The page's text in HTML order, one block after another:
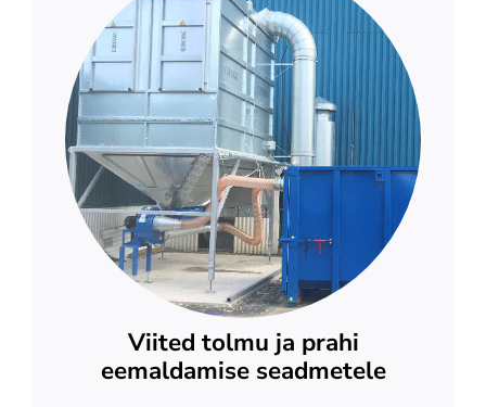
Viited tolmu ja prahi
eemaldamise seadmetele